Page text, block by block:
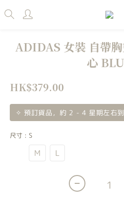
ADIDAS 女裝 自帶
心
HK$379.00
✧ 預訂貨品，約 2 - 4 星期左右
尺寸 : S
M L